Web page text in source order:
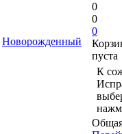
Новорожденный
0
0
0
пуста
К